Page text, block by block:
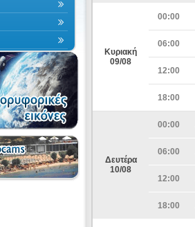
Κυριακή
09/08
00:00
06:00
12:00
18:00
Δευτέρα
10/08
00:00
06:00
12:00
18:00